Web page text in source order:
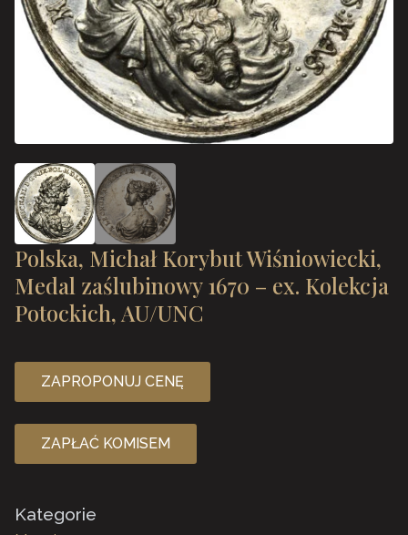
Polska, Michał Korybut Wiśniowiecki,
Medal zaślubinowy 1670 – ex. Kolekcja
Potockich, AU/UNC
ZAPROPONUJ CENĘ
ZAPŁAĆ KOMISEM
Kategorie